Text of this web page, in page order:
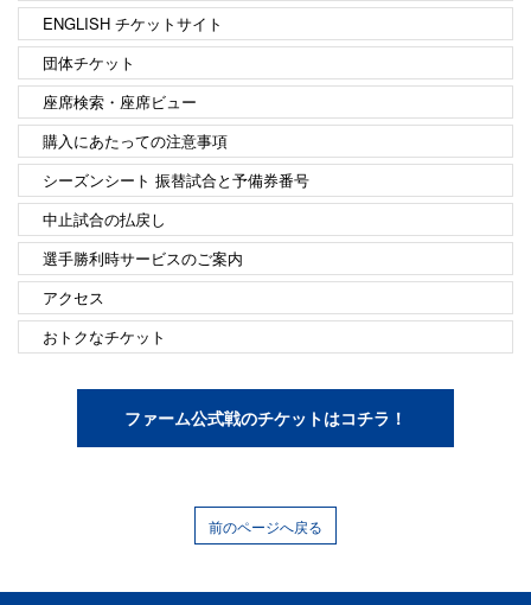
ENGLISH チケットサイト
団体チケット
座席検索・座席ビュー
購入にあたっての注意事項
シーズンシート 振替試合と予備券番号
中止試合の払戻し
選手勝利時サービスのご案内
アクセス
おトクなチケット
ファーム公式戦のチケットはコチラ！
前のページへ戻る